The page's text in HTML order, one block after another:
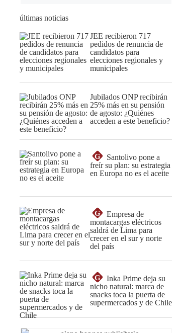
últimas noticias
JEE recibieron 717
pedidos de renuncia de
candidatos para
elecciones regionales y
municipales
Jubilados ONP recibirán
25% más en su pensión
de agosto: ¿Quiénes
acceden a este beneficio?
G
Santolivo pone a
freír su plan: su estrategia
en Europa no es el aceite
G
Empresa de
montacargas eléctricos
saldrá de Lima para
crecer en el sur y norte
del país
G
Inka Prime deja su
nicho natural: marca de
snacks toca la puerta de
supermercados y de Chile